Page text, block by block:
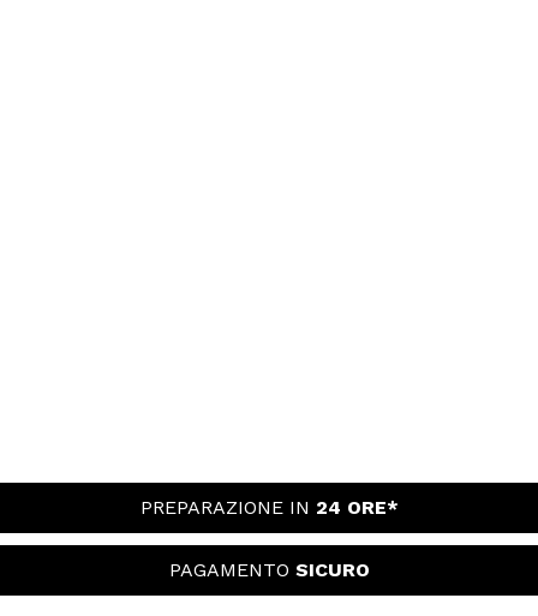
PREPARAZIONE IN 24 ORE*
PAGAMENTO SICURO